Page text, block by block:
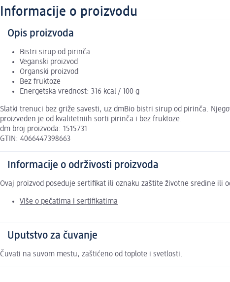
Informacije o proizvodu
Opis proizvoda
Bistri sirup od pirinča
Veganski proizvod
Organski proizvod
Bez fruktoze
Energetska vrednost: 316 kcal / 100 g
Slatki trenuci bez griže savesti, uz dmBio bistri sirup od pirinča.
proizveden je od kvalitetniih sorti pirinča i bez fruktoze.
dm broj proizvoda: 1515731
GTIN: 4066447398663
Informacije o održivosti proizvoda
Ovaj proizvod poseduje sertifikat ili oznaku zaštite životne sredine ili
Više o pečatima i sertifikatima
Uputstvo za čuvanje
Čuvati na suvom mestu, zaštićeno od toplote i svetlosti.